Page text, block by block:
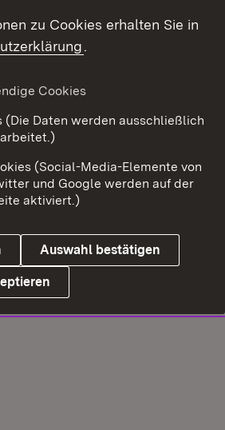
zu Cookies erhalten Sie in
.
Cookies
(Die Daten werden ausschließlich
(Social-Media-Elemente von
und Google werden auf der
aktiviert.)
Auswahl bestätigen